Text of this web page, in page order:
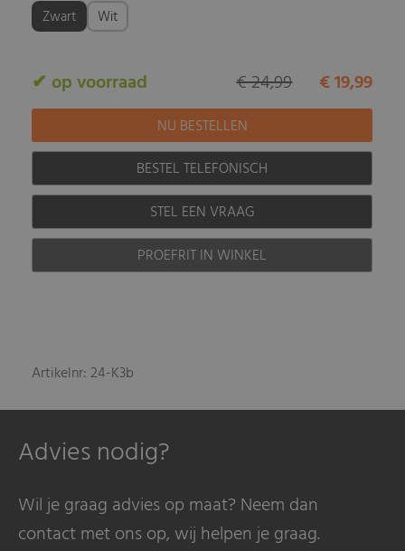
Zwart Wit
✔ op voorraad € 19,99
€ 24,99
BESTEL TELEFONISCH
STEL EEN VRAAG
PROEFRIT IN WINKEL
Artikelnr: 24-K3b
Advies nodig?
Wil je graag advies op maat? Neem dan
contact met ons op, wij helpen je graag.